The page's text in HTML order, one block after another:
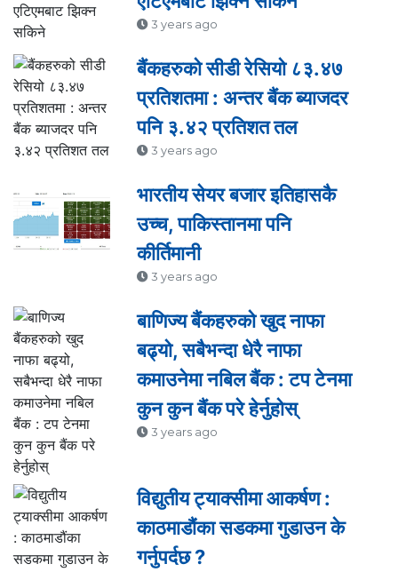
3 years ago
बैंकहरुको सीडी रेसियो ८३.४७
प्रतिशतमा : अन्तर बैंक ब्याजदर
पनि ३.४२ प्रतिशत तल
3 years ago
भारतीय सेयर बजार इतिहासकै
उच्च, पाकिस्तानमा पनि
कीर्तिमानी
3 years ago
बाणिज्य बैंकहरुको खुद नाफा
बढ्यो, सबैभन्दा धेरै नाफा
कमाउनेमा नबिल बैंक : टप टेनमा
कुन कुन बैंक परे हेर्नुहोस्
3 years ago
विद्युतीय ट्याक्सीमा आकर्षण :
काठमाडौंका सडकमा गुडाउन के
गर्नुपर्दछ ?